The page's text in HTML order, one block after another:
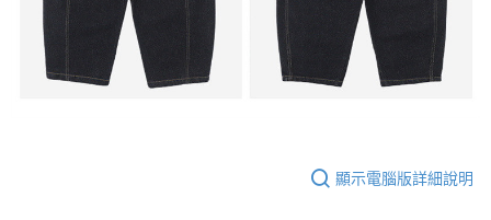
顯示電腦版詳細說明